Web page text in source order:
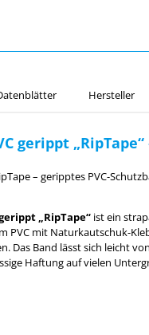
Hersteller
gerippt
– geripptes PVC-
„RipTape“ ist ein
PVC mit Naturkautschuk-
Das Band lässt sich leicht
Haftung auf vielen